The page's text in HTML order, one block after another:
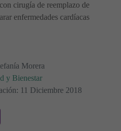
cirugía de reemplazo de
enfermedades cardíacas
Morera
y Bienestar
11 Diciembre 2018
Ewing - Síntomas y tratamiento
Embolia - Síntomas, causas y